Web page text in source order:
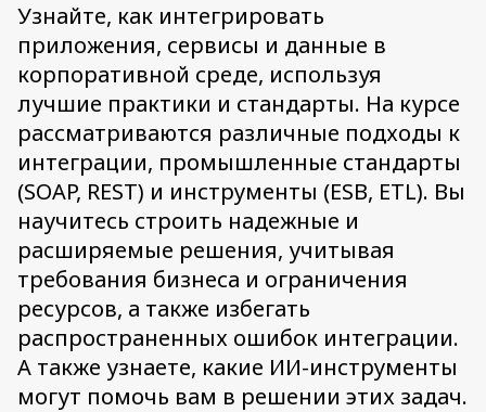
Узнайте, как интегрировать
приложения, сервисы и данные в
корпоративной среде, используя
лучшие практики и стандарты. На курсе
рассматриваются различные подходы к
интеграции, промышленные стандарты
(SOAP, REST) и инструменты (ESB, ETL). Вы
научитесь строить надежные и
расширяемые решения, учитывая
требования бизнеса и ограничения
ресурсов, а также избегать
распространенных ошибок интеграции.
А также узнаете, какие ИИ-инструменты
могут помочь вам в решении этих задач.